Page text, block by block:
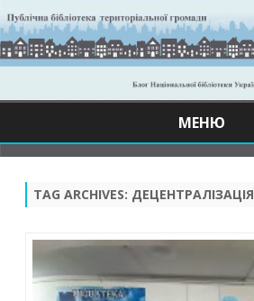
МЕНЮ
TAG ARCHIVES: ДЕЦЕНТРАЛІЗАЦІЯ